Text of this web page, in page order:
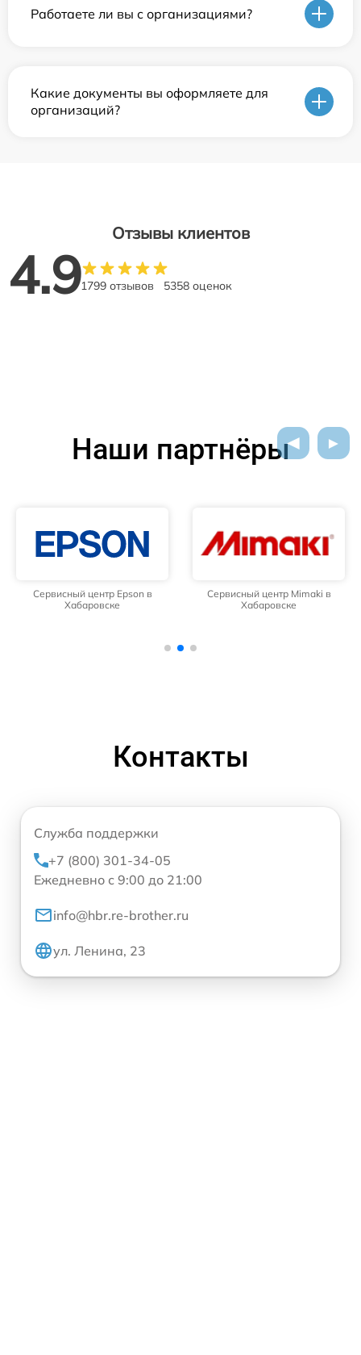
Работаете ли вы с организациями?
Какие документы вы оформляете для
организаций?
Отзывы клиентов
4.91799 отзывов 5358 оценок
Наши партнёры
Сервисный центр Epson в
Хабаровске
Сервисный центр Mimaki в
Хабаровске
Контакты
Служба поддержки
+7 (800) 301-34-05
Ежедневно с 9:00 до 21:00
info@hbr.re-brother.ru
ул. Ленина, 23